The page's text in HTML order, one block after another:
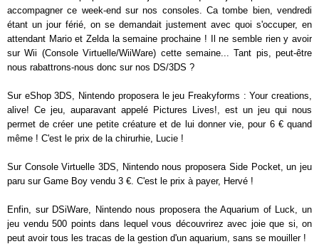
accompagner ce week-end sur nos consoles. Ca tombe bien, vendredi
étant un jour férié, on se demandait justement avec quoi s'occuper, en
attendant Mario et Zelda la semaine prochaine ! Il ne semble rien y avoir
sur Wii (Console Virtuelle/WiiWare) cette semaine... Tant pis, peut-être
nous rabattrons-nous donc sur nos DS/3DS ?
Sur eShop 3DS, Nintendo proposera le jeu Freakyforms : Your creations,
alive! Ce jeu, auparavant appelé Pictures Lives!, est un jeu qui nous
permet de créer une petite créature et de lui donner vie, pour 6 € quand
même ! C'est le prix de la chirurhie, Lucie !
Sur Console Virtuelle 3DS, Nintendo nous proposera Side Pocket, un jeu
paru sur Game Boy vendu 3 €. C'est le prix à payer, Hervé !
Enfin, sur DSiWare, Nintendo nous proposera the Aquarium of Luck, un
jeu vendu 500 points dans lequel vous découvrirez avec joie que si, on
peut avoir tous les tracas de la gestion d'un aquarium, sans se mouiller !